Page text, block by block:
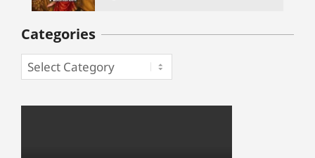
Categories